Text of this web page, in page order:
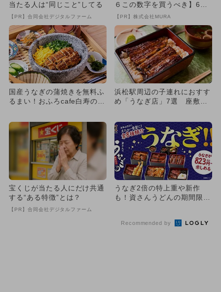
当たる人は“同じこと”してる
【PR】合同会社デジタルファーム
６この数字を買うべき】6つ
の数字が「完全一致」する
【PR】株式会社MURA
国産うなぎの蒲焼きを無料ふ
るまい！おふろcafe白寿の湯
浜松駅周辺の子連れにおすす
め「うなぎ店」7選 座敷＆
宝くじが当たる人にだけ共通
する“ある特徴”とは？
【PR】合同会社デジタルファーム
うなぎ2倍の特上重や新作
も！資さんうどんの期間限定
Recommended by